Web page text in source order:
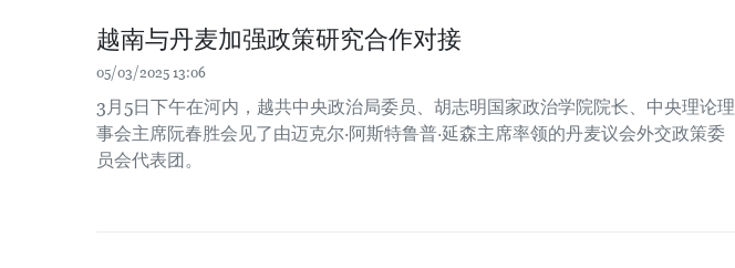
越南与丹麦加强政策研究合作对接
05/03/2025 13:06
3月5日下午在河内，越共中央政治局委员、胡志明国家政治学院院长、中央理论理
事会主席阮春胜会见了由迈克尔·阿斯特鲁普·延森主席率领的丹麦议会外交政策委
员会代表团。